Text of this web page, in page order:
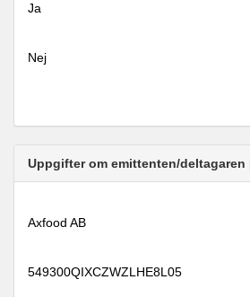
Ja
Nej
Uppgifter om emittenten/
Axfood AB
549300QIXCZWZLHE8L05